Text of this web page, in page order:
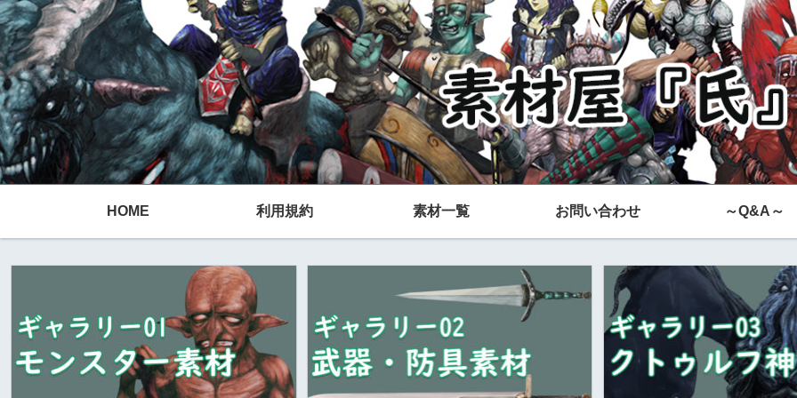
HOME 利用規約 素材一覧 お問い合わせ ～Q&A～